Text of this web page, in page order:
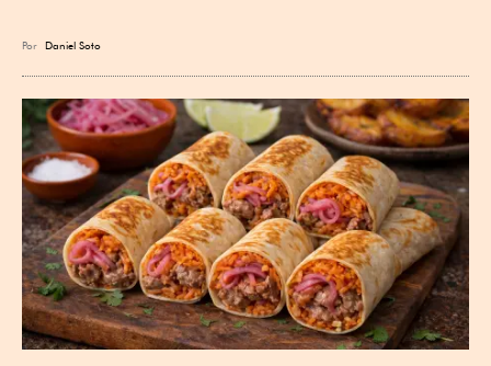
Por Daniel Soto